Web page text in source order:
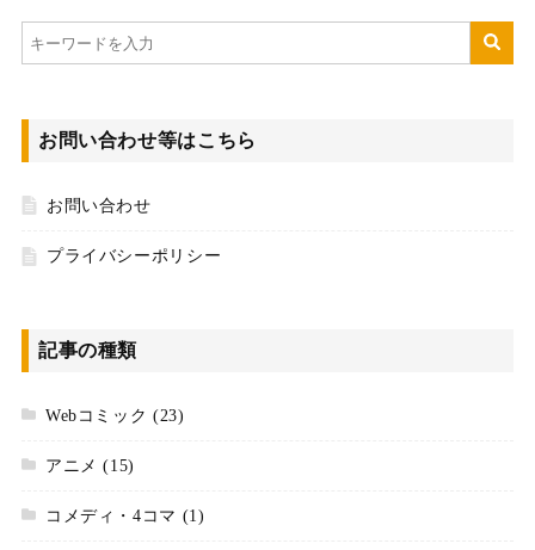
お問い合わせ等はこちら
お問い合わせ
プライバシーポリシー
記事の種類
Webコミック (23)
アニメ (15)
コメディ・4コマ (1)